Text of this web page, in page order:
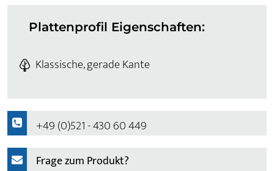
Plattenprofil Eigenschaften:
Klassische, gerade Kante
+49 (0)521 - 430 60 449
Frage zum Produkt?